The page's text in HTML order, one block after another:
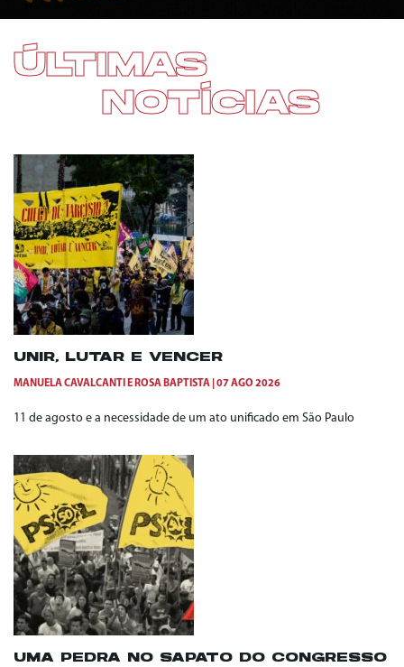
ÚLTIMAS
NOTÍCIAS
UNIR, LUTAR E VENCER
MANUELA CAVALCANTI E ROSA BAPTISTA 07 AGO 2026
11 de agosto e a necessidade de um ato unificado em São Paulo
UMA PEDRA NO SAPATO DO CONGRESSO